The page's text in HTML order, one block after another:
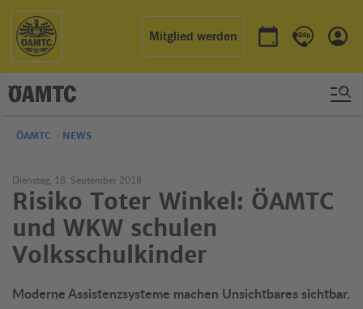
Mitglied werden
Termin buchen
Kontakt &
ÖAMTC NEWS
Dienstag, 18. September 2018
Risiko Toter Winkel: ÖAMTC
und WKW schulen
Volksschulkinder
Moderne Assistenzsysteme machen Unsichtbares sichtbar.